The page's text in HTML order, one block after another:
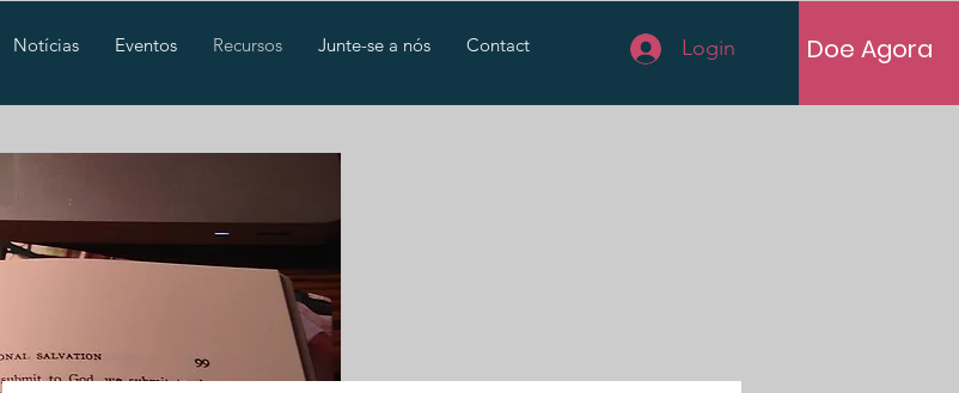
Notícias Eventos Recursos Junte-se a nós Contact Login Doe Agora